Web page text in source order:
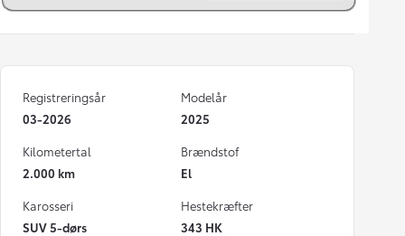
Registreringsår
03-2026
Modelår
2025
Kilometertal
2.000 km
Brændstof
El
Karosseri
SUV 5-dørs
Hestekræfter
343 HK